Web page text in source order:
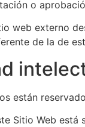
o
web externo
de la de
están
Sitio Web está